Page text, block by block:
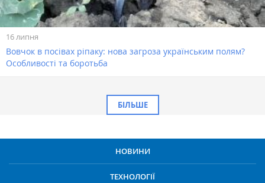
16 липня
Вовчок в посівах ріпаку: нова загроза українським полям?
Особливості та боротьба
БІЛЬШЕ
НОВИНИ
ТЕХНОЛОГІЇ